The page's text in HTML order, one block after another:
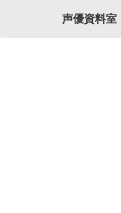
声優資料室